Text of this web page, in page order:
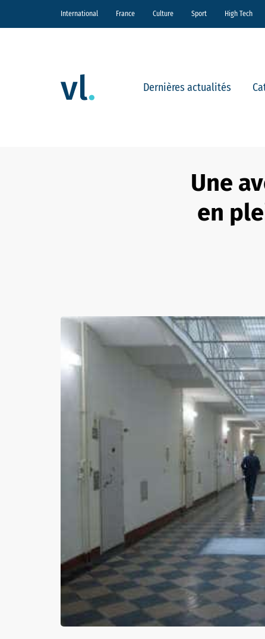
International France Culture Sport High Tech
Dernières actualités
Une
en